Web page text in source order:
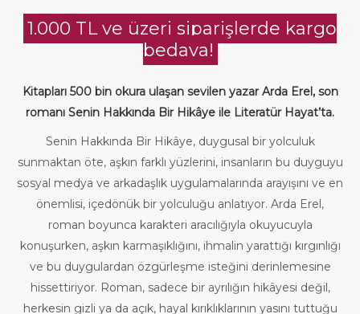
1.000 TL ve üzeri siparişlerde kargo
bedava!
Kitapları 500 bin okura ulaşan sevilen yazar Arda Erel, son
romanı Senin Hakkında Bir Hikâye ile Literatür Hayat’ta.
Senin Hakkında Bir Hikâye, duygusal bir yolculuk
sunmaktan öte, aşkın farklı yüzlerini, insanların bu duyguyu
sosyal medya ve arkadaşlık uygulamalarında arayışını ve en
önemlisi, içedönük bir yolculuğu anlatıyor. Arda Erel,
roman boyunca karakteri aracılığıyla okuyucuyla
konuşurken, aşkın karmaşıklığını, ihmalin yarattığı kırgınlığı
ve bu duygulardan özgürleşme isteğini derinlemesine
hissettiriyor. Roman, sadece bir ayrılığın hikâyesi değil,
herkesin gizli ya da açık, hayal kırıklıklarının yasını tuttuğu